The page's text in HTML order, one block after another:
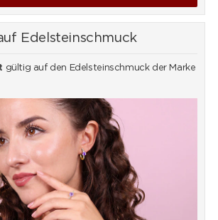
Edelsteinschmuck
gültig auf den Edelsteinschmuck der Marke